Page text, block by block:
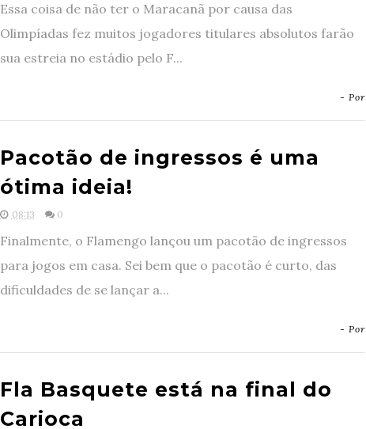
Essa coisa de não ter o Maracanã por causa das
Olimpíadas fez muitos jogadores titulares absolutos farão
sua estreia no estádio pelo F...
- Por
Pacotão de ingressos é uma
ótima ideia!
08:13 0
Finalmente, o Flamengo lançou um pacotão de ingressos
para jogos em casa. Sei bem que o pacotão é curto, das
dificuldades de se lançar a...
- Por
Fla Basquete está na final do
Carioca